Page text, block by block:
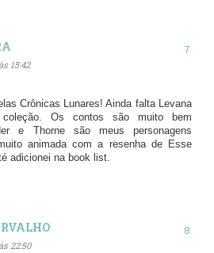
15:42
Crônicas Lunares! Ainda falta Levana
Os contos são muito bem
e Thorne são meus personagens
animada com a resenha de Esse
adicionei na book list.
22:50